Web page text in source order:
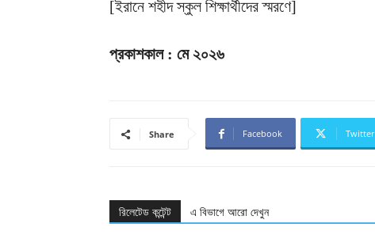
[ইরানে শহীদ স্কুল শিক্ষার্থীদের স্মরণে]
প্রকাশকাল : মে ২০২৬
Share Facebook Twitter
রিলেটেড কন্টেন্ট এ বিভাগে আরো দেখুন